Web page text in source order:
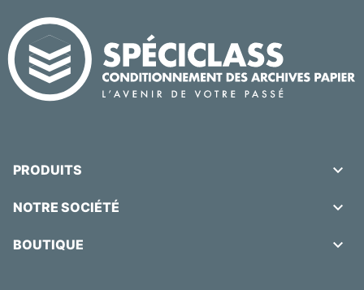
PRODUITS 
NOTRE SOCIÉTÉ 
BOUTIQUE 